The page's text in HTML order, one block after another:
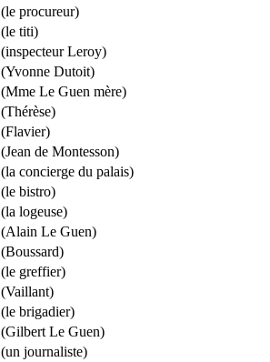
(le procureur)
(le titi)
(inspecteur Leroy)
(Yvonne Dutoit)
(Mme Le Guen mère)
(Thérèse)
(Flavier)
(Jean de Montesson)
(la concierge du palais)
(le bistro)
(la logeuse)
(Alain Le Guen)
(Boussard)
(le greffier)
(Vaillant)
(le brigadier)
(Gilbert Le Guen)
(un journaliste)